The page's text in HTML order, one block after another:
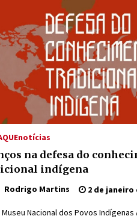
notícias
na defesa do
indígena
Rodrigo Martins 2 de janeiro
Nacional dos Povos Indígenas